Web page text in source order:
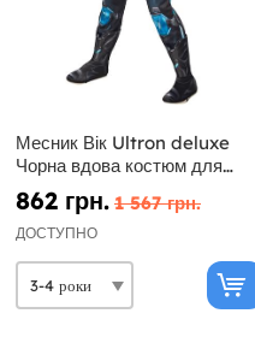
Месник Вік Ultron deluxe
Чорна вдова костюм для
дівчини
862 грн. 1 567 грн.
ДОСТУПНО